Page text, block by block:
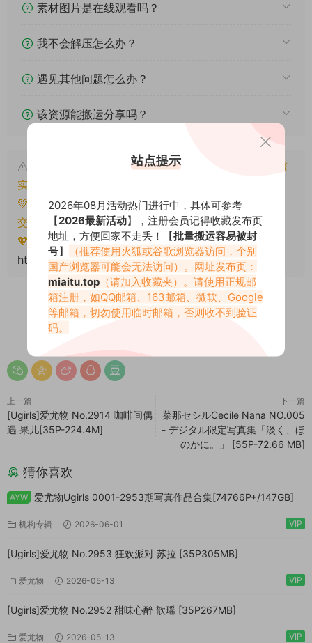
素材图片是在线观看吗？
我不会解压怎么办？
遇见其他问题怎么办？
该资源能搬运分享吗？
本文资源仅供个人参考学习，请勿批量搬运，一经核
实将封禁账号权限！
💚本文资源均来源网友分享，若侵犯了您的权益可以提
交工单处理。
🧡转载请注明出处！原文链接：
https://miaitu.cc/81223.html
上一篇
[Ugirls]爱尤物 No.2914 咖啡间偶
遇 果儿[35P-224.4M]
下一篇
菜那セシルCecile Nana NO.005
- デジタル限定写真集「淡く、ほ
のかに。」 [55P-72.66 MB]
猜你喜欢
AYW 爱尤物Ugirls 0001-2953期写真作品合集[74766P+/147GB]
机构专辑 2026-06-01 VIP
[Ugirls]爱尤物 No.2953 狂欢派对 苏拉 [35P305MB]
爱尤物 2026-05-13 VIP
[Ugirls]爱尤物 No.2952 甜味心醉 歆瑶 [35P267MB]
爱尤物 2026-05-13 VIP
站点提示
2026年08月活动热门进行中，具体可参考
【2026最新活动】，注册会员记得收藏发布页
地址，方便回家不走丢！【批量搬运容易被封
号】
（推荐使用火狐或谷歌浏览器访问，个别
国产浏览器可能会无法访问）。网址发布页：
miaitu.top （请加入收藏夹）。请使用正规邮
箱注册，如QQ邮箱、163邮箱、微软、Google
等邮箱，切勿使用临时邮箱，否则收不到验证
码。